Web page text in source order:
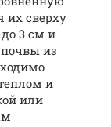
их сверху
3 см и
из
и
или